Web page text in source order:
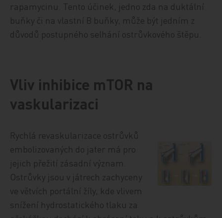
rapamycinu. Tento účinek, jedno zda na duktální
buňky či na vlastní B buňky, může být jedním z
důvodů postupného selhání ostrůvkového štěpu.
Vliv inhibice mTOR na
vaskularizaci
Rychlá revaskularizace ostrůvků
embolizovaných do jater má pro
jejich přežití zásadní význam.
Ostrůvky jsou v játrech zachyceny
ve větvích portální žíly, kde vlivem
snížení hydrostatického tlaku za